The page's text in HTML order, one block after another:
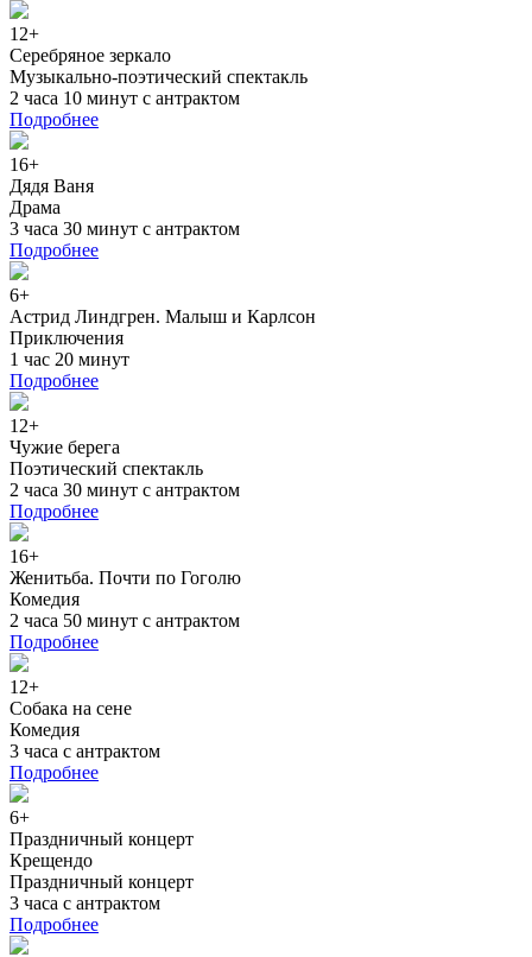
12+
Серебряное зеркало
Музыкально-поэтический спектакль
2 часа 10 минут с антрактом
Подробнее
16+
Дядя Ваня
Драма
3 часа 30 минут с антрактом
Подробнее
6+
Астрид Линдгрен. Малыш и Карлсон
Приключения
1 час 20 минут
Подробнее
12+
Чужие берега
Поэтический спектакль
2 часа 30 минут с антрактом
Подробнее
16+
Женитьба. Почти по Гоголю
Комедия
2 часа 50 минут с антрактом
Подробнее
12+
Собака на сене
Комедия
3 часа с антрактом
Подробнее
6+
Праздничный концерт
Крещендо
Праздничный концерт
3 часа с антрактом
Подробнее